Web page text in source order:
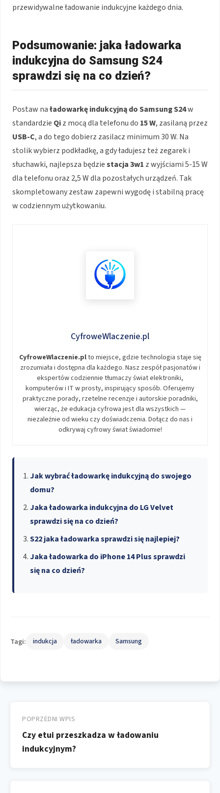
przewidywalne ładowanie indukcyjne każdego dnia.
Podsumowanie: jaka ładowarka
indukcyjna do Samsung S24
sprawdzi się na co dzień?
Postaw naładowarkę indukcyjną do Samsung S24w
standardzie Qiz mocą dla telefonu do 15 W, zasilaną przez
USB-C, a do tego dobierz zasilacz minimum 30 W. Na
stolik wybierz podkładkę, a gdy ładujesz też zegarek i
słuchawki, najlepsza będziestacja 3w1 z wyjściami 5-15 W
dla telefonu oraz 2,5 W dla pozostałych urządzeń. Tak
skompletowany zestaw zapewni wygodę i stabilną pracę
w codziennym użytkowaniu.
CyfroweWlaczenie.pl
CyfroweWlaczenie.plto miejsce, gdzie technologia staje się
zrozumiała i dostępna dla każdego. Nasz zespół pasjonatów i
ekspertów codziennie tłumaczy świat elektroniki,
komputerów i IT w prosty, inspirujący sposób. Oferujemy
praktyczne porady, rzetelne recenzje i autorskie poradniki,
wierząc, że edukacja cyfrowa jest dla wszystkich —
niezależnie od wieku czy doświadczenia. Dołącz do nas i
odkrywaj cyfrowy świat świadomie!
Jak wybrać ładowarkę indukcyjną do swojego
domu?
Jaka ładowarka indukcyjna do LG Velvet
sprawdzi się na co dzień?
S22 jaka ładowarka sprawdzi się najlepiej?
Jaka ładowarka do iPhone 14 Plus sprawdzi
się na co dzień?
Tagi: indukcja ładowarka Samsung
wpisu
POPRZEDNI WPIS
Czy etui przeszkadza w ładowaniu
indukcyjnym?